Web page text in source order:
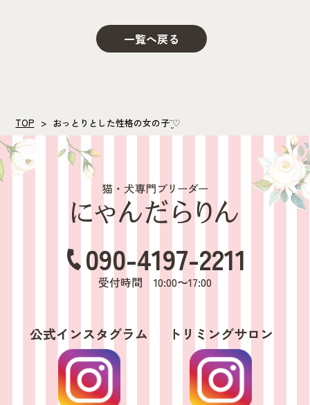
一覧へ戻る
TOP おっとりとした性格の女の子¨̮♡
090-4197-2211
受付時間 10:00〜17:00
公式インスタグラム トリミングサロン